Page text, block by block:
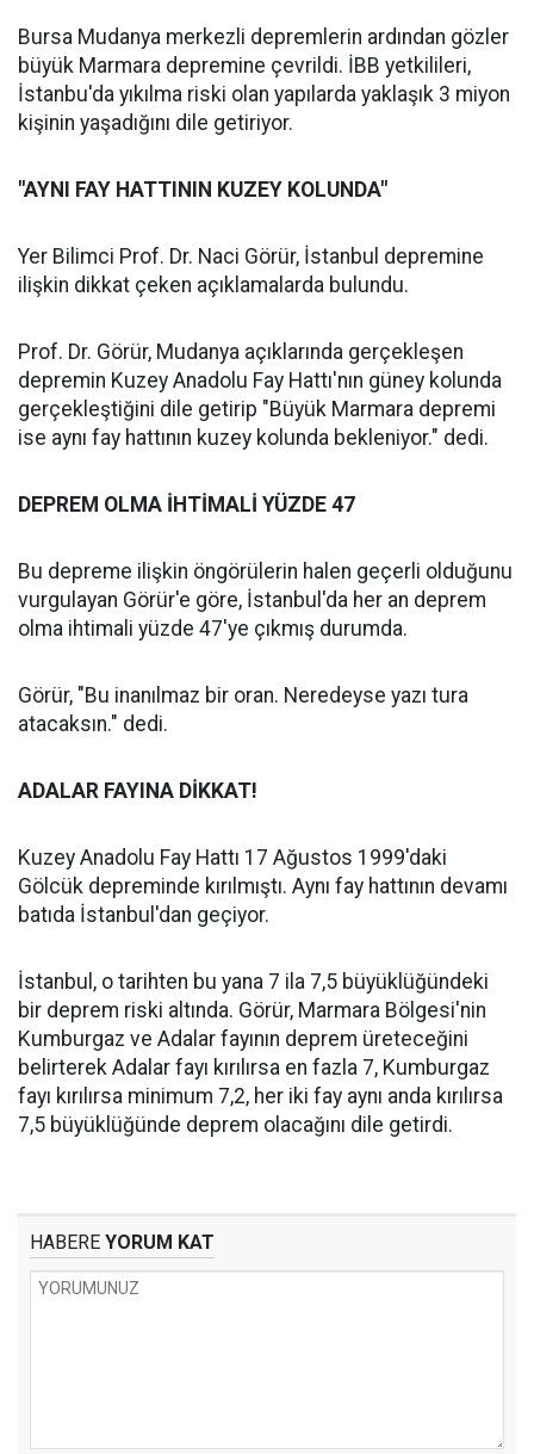
Bursa Mudanya merkezli depremlerin ardından gözler
büyük Marmara depremine çevrildi. İBB yetkilileri,
İstanbu'da yıkılma riski olan yapılarda yaklaşık 3 miyon
kişinin yaşadığını dile getiriyor.
"AYNI FAY HATTININ KUZEY KOLUNDA"
Yer Bilimci Prof. Dr. Naci Görür, İstanbul depremine
ilişkin dikkat çeken açıklamalarda bulundu.
Prof. Dr. Görür, Mudanya açıklarında gerçekleşen
depremin Kuzey Anadolu Fay Hattı'nın güney kolunda
gerçekleştiğini dile getirip "Büyük Marmara depremi
ise aynı fay hattının kuzey kolunda bekleniyor." dedi.
DEPREM OLMA İHTİMALİ YÜZDE 47
Bu depreme ilişkin öngörülerin halen geçerli olduğunu
vurgulayan Görür'e göre, İstanbul'da her an deprem
olma ihtimali yüzde 47'ye çıkmış durumda.
Görür, "Bu inanılmaz bir oran. Neredeyse yazı tura
atacaksın." dedi.
ADALAR FAYINA DİKKAT!
Kuzey Anadolu Fay Hattı 17 Ağustos 1999'daki
Gölcük depreminde kırılmıştı. Aynı fay hattının devamı
batıda İstanbul'dan geçiyor.
İstanbul, o tarihten bu yana 7 ila 7,5 büyüklüğündeki
bir deprem riski altında. Görür, Marmara Bölgesi'nin
Kumburgaz ve Adalar fayının deprem üreteceğini
belirterek Adalar fayı kırılırsa en fazla 7, Kumburgaz
fayı kırılırsa minimum 7,2, her iki fay aynı anda kırılırsa
7,5 büyüklüğünde deprem olacağını dile getirdi.
HABERE YORUM KAT